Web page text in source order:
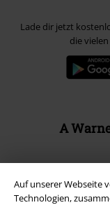
Auf unserer Webseite
Technologien,
Lade dir jetzt
die
A